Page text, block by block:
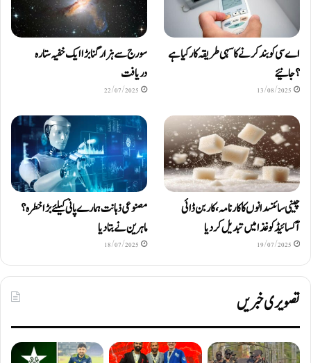
اے سی کو بند کرنے کا سہی طریقہ کار کیا ہے
؟ جانیئے
13/08/2025
سورج سے ہزار گنا بڑا ایک خفیہ ستارہ
دریافت
22/07/2025
چینی سائنسدانوں کا کارنامہ، کاربن ڈائی
آکسائیڈ کو غذا میں تبدیل کردیا
19/07/2025
مصنوعی ذہانت ہمارے پانی کیلئے بڑا خطرہ؟
ماہرین نے بتا دیا
18/07/2025
تصویری خبریں